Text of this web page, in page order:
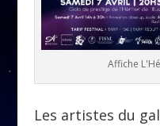
Affiche
Les artistes du